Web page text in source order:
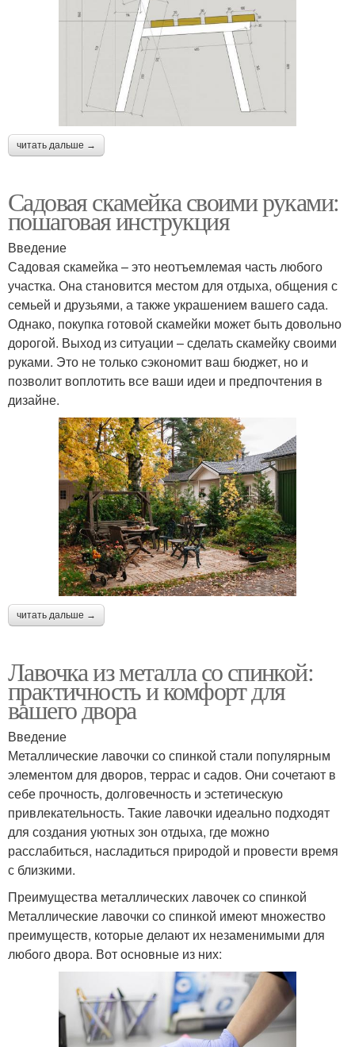
читать дальше →
Садовая скамейка своими руками:
пошаговая инструкция
Введение
Садовая скамейка – это неотъемлемая часть любого
участка. Она становится местом для отдыха, общения с
семьей и друзьями, а также украшением вашего сада.
Однако, покупка готовой скамейки может быть довольно
дорогой. Выход из ситуации – сделать скамейку своими
руками. Это не только сэкономит ваш бюджет, но и
позволит воплотить все ваши идеи и предпочтения в
дизайне.
читать дальше →
Лавочка из металла со спинкой:
практичность и комфорт для
вашего двора
Введение
Металлические лавочки со спинкой стали популярным
элементом для дворов, террас и садов. Они сочетают в
себе прочность, долговечность и эстетическую
привлекательность. Такие лавочки идеально подходят
для создания уютных зон отдыха, где можно
расслабиться, насладиться природой и провести время
с близкими.
Преимущества металлических лавочек со спинкой
Металлические лавочки со спинкой имеют множество
преимуществ, которые делают их незаменимыми для
любого двора. Вот основные из них: